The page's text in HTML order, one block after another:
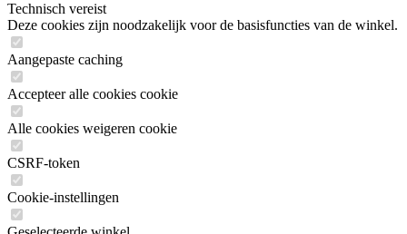
Technisch vereist
Deze cookies zijn noodzakelijk voor de basisfuncties van de winkel.
Aangepaste caching
Accepteer alle cookies cookie
Alle cookies weigeren cookie
CSRF-token
Cookie-instellingen